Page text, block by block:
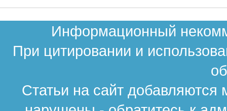
Информационный
При цитировании и
Статьи на сайт